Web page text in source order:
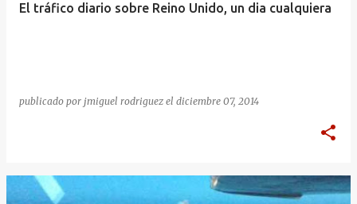
El tráfico diario sobre Reino Unido, un dia cualquiera
publicado por jmiguel rodriguez el diciembre 07, 2014